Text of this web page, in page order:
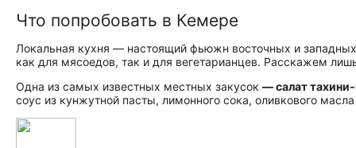
Что попробовать в Кемере
Локальная кухня — настоящий фьюжн восточных и
как для мясоедов, так и для вегетарианцев. Расскажем
Одна из самых известных местных закусок — салат
соус из кунжутной пасты, лимонного сока, оливкового